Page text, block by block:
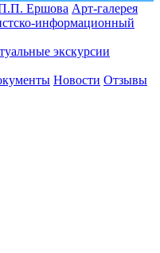
Ершова Арт-галерея
информационный
экскурсии
Новости Отзывы